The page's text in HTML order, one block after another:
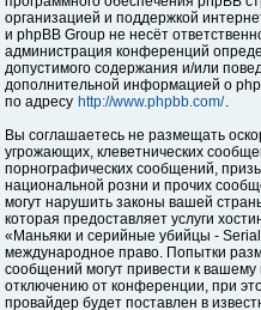
организацией и поддержкой
и phpBB Group не несёт
администрация конференций
допустимого содержания и/или
дополнительной информацией о
по адресу http://www.phpbb.com/.
Вы соглашаетесь не размещать
угрожающих, клеветнических
порнографических сообщений,
национальной розни и прочих
могут нарушить законы вашей
которая предоставляет услуги
«Маньяки и серийные убийцы -
международное право. Попытки
сообщений могут привести к
отключению от конференции, при
провайдер будет поставлен в